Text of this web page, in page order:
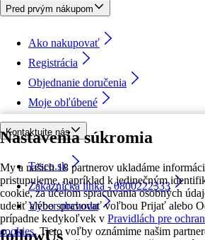
Nastavenia súkromia
My a našich 18 partnerov ukladáme
pristupujeme, napríklad k jedinečným
cookie, za účelom spracúvania osobných
udeliť alebo spravovať voľbou Prijať alebo
prípadne kedykoľvek v Pravidlách pre
cookies. Tieto voľby oznámime našim
Pred prvým nákupom
Ako nakupovať
Registrácia
Objednanie doručenia
Moje obľúbené
Kontaktujte nás
Tesco.sk
Zákaznícka linka - 0800222333
Výber obchodu
followUs